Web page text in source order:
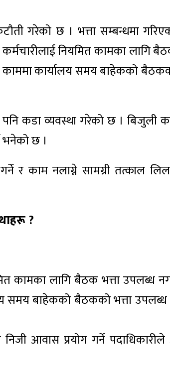
गरेको छ । भत्ता सम्बन्धमा
नियमित कामका लागि
कार्यालय समय बाहेकको
पनि कडा व्यवस्था गरेको छ । बिजुली
भनेको छ ।
र काम नलाग्ने सामग्री तत्काल
?
कामका लागि बैठक भत्ता उपलब्ध
समय बाहेकको बैठकको भत्ता उपलब्ध
आवास प्रयोग गर्ने